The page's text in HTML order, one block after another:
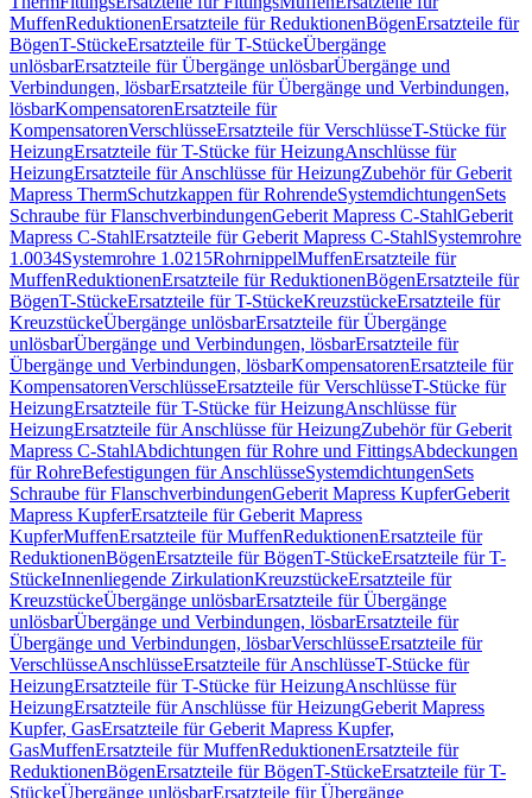
MuffenReduktionenErsatzteile für ReduktionenBögenErsatzteile für
BögenT-StückeErsatzteile für T-StückeÜbergänge
unlösbarErsatzteile für Übergänge unlösbarÜbergänge und
Verbindungen, lösbarErsatzteile für Übergänge und Verbindungen,
lösbarKompensatorenErsatzteile für
KompensatorenVerschlüsseErsatzteile für VerschlüsseT-Stücke für
HeizungErsatzteile für T-Stücke für HeizungAnschlüsse für
HeizungErsatzteile für Anschlüsse für HeizungZubehör für Geberit
Mapress ThermSchutzkappen für RohrendeSystemdichtungenSets
Schraube für FlanschverbindungenGeberit Mapress C-StahlGeberit
Mapress C-StahlErsatzteile für Geberit Mapress C-StahlSystemrohre
1.0034Systemrohre 1.0215RohrnippelMuffenErsatzteile für
MuffenReduktionenErsatzteile für ReduktionenBögenErsatzteile für
BögenT-StückeErsatzteile für T-StückeKreuzstückeErsatzteile für
KreuzstückeÜbergänge unlösbarErsatzteile für Übergänge
unlösbarÜbergänge und Verbindungen, lösbarErsatzteile für
Übergänge und Verbindungen, lösbarKompensatorenErsatzteile für
KompensatorenVerschlüsseErsatzteile für VerschlüsseT-Stücke für
HeizungErsatzteile für T-Stücke für HeizungAnschlüsse für
HeizungErsatzteile für Anschlüsse für HeizungZubehör für Geberit
Mapress C-StahlAbdichtungen für Rohre und FittingsAbdeckungen
für RohreBefestigungen für AnschlüsseSystemdichtungenSets
Schraube für FlanschverbindungenGeberit Mapress KupferGeberit
Mapress KupferErsatzteile für Geberit Mapress
KupferMuffenErsatzteile für MuffenReduktionenErsatzteile für
ReduktionenBögenErsatzteile für BögenT-StückeErsatzteile für T-
StückeInnenliegende ZirkulationKreuzstückeErsatzteile für
KreuzstückeÜbergänge unlösbarErsatzteile für Übergänge
unlösbarÜbergänge und Verbindungen, lösbarErsatzteile für
Übergänge und Verbindungen, lösbarVerschlüsseErsatzteile für
VerschlüsseAnschlüsseErsatzteile für AnschlüsseT-Stücke für
HeizungErsatzteile für T-Stücke für HeizungAnschlüsse für
HeizungErsatzteile für Anschlüsse für HeizungGeberit Mapress
Kupfer, GasErsatzteile für Geberit Mapress Kupfer,
GasMuffenErsatzteile für MuffenReduktionenErsatzteile für
ReduktionenBögenErsatzteile für BögenT-StückeErsatzteile für T-
StückeÜbergänge unlösbarErsatzteile für Übergänge